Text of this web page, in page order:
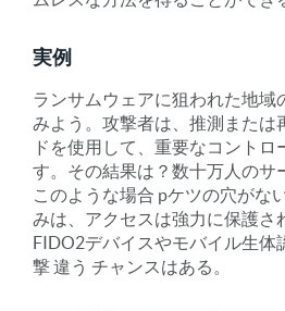
実例
ランサムウェアに狙われた地域
みよう。攻撃者は、推測または
ドを使用して、重要なコントロ
す。その結果は？数十万人のサ
このような場合 pケツの穴がな
みは、アクセスは強力に保護さ
FIDO2デバイスやモバイル生体
撃違う チャンスはある。